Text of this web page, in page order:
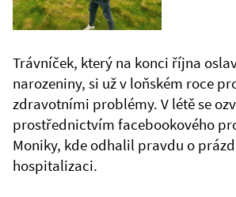
Trávníček, který na konci října
narozeniny, si už v loňském roce
zdravotními problémy. V létě se
prostřednictvím facebookového
Moniky, kde odhalil pravdu o
hospitalizaci.